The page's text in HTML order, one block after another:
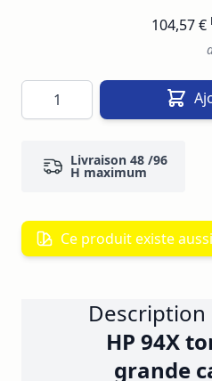
104,57 €
Quantité
Livraison 48 /96
H maximum
Ce produit existe
HP 94X
grande